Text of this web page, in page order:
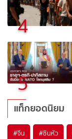
4
5
แท็กยอดนิยม
#จีน #ซินหัว